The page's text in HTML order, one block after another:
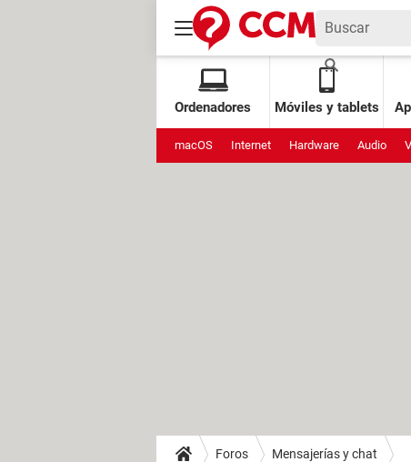
Ordenadores Móviles y tablets
macOS Internet Hardware Audio
Foros Mensajerías y chat